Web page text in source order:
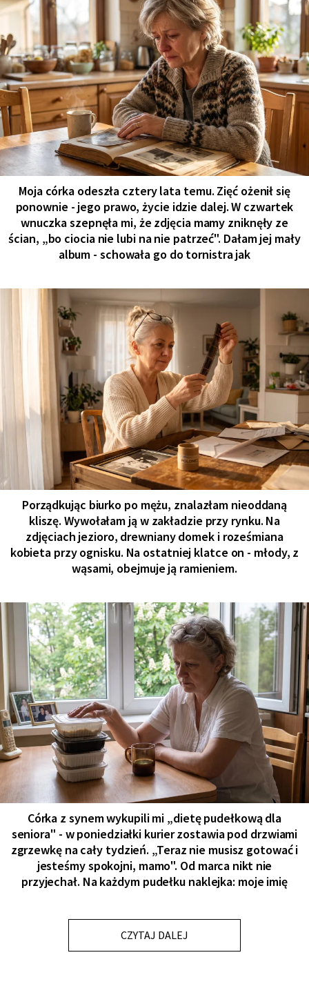
Moja córka odeszła cztery lata temu. Zięć ożenił się
ponownie - jego prawo, życie idzie dalej. W czwartek
wnuczka szepnęła mi, że zdjęcia mamy zniknęły ze
ścian, „bo ciocia nie lubi na nie patrzeć". Dałam jej mały
album - schowała go do tornistra jak
Porządkując biurko po mężu, znalazłam nieoddaną
kliszę. Wywołałam ją w zakładzie przy rynku. Na
zdjęciach jezioro, drewniany domek i roześmiana
kobieta przy ognisku. Na ostatniej klatce on - młody, z
wąsami, obejmuje ją ramieniem.
Córka z synem wykupili mi „dietę pudełkową dla
seniora" - w poniedziałki kurier zostawia pod drzwiami
zgrzewkę na cały tydzień. „Teraz nie musisz gotować i
jesteśmy spokojni, mamo". Od marca nikt nie
przyjechał. Na każdym pudełku naklejka: moje imię
CZYTAJ DALEJ